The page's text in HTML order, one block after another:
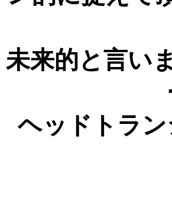
未来的と言い
ヘッドトラ